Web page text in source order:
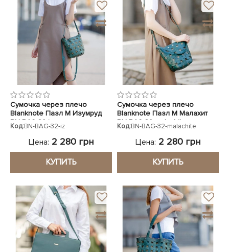
Сумочка через плечо
Blanknote Пазл M Изумруд
BN-BAG-32-iz
Код:BN-BAG-32-iz
Цена: 2 280 грн
КУПИТЬ
Сумочка через плечо
Blanknote Пазл M Малахит
BN-BAG-32-malachite
Код:BN-BAG-32-malachite
Цена: 2 280 грн
КУПИТЬ